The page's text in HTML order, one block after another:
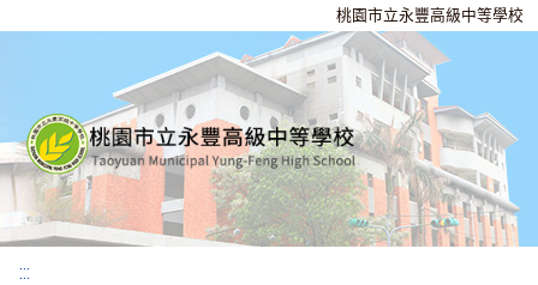
桃園市立永豐高級中等學校
:::